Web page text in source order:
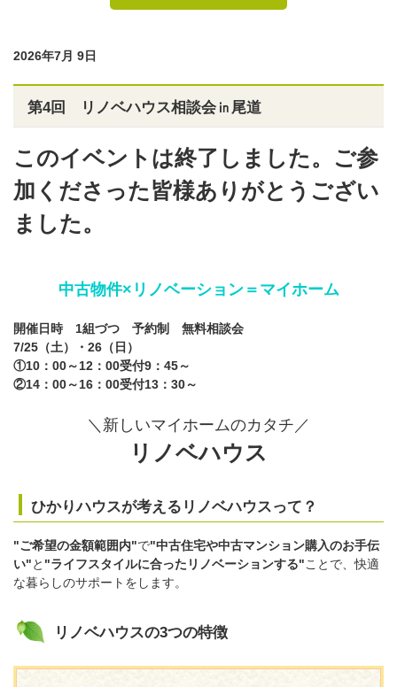
2026年7月 9日
第4回 リノベハウス相談会㏌尾道
このイベントは終了しました。ご参
加くださった皆様ありがとうござい
ました。
中古物件×リノベーション＝マイホーム
開催日時 1組づつ 予約制
無料相談会
7/25（土）・26（日）
①10：00～12：00受付9：45～
②14：00～16：00受付13：30～
＼新しいマイホームのカタチ／
リノベハウス
ひかりハウスが考えるリノベハウスって？
"ご希望の金額範囲内"で"中古住宅や中古マンション購入のお手伝
い"と "ライフスタイルに合ったリノベーションする"ことで、快適
な暮らしのサポートをします。
リノベハウスの3つの特徴